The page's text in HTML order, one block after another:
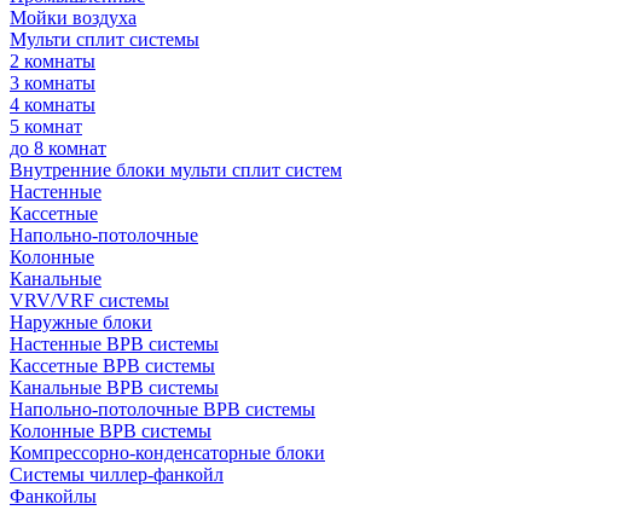
Мойки воздуха
Мульти сплит системы
2 комнаты
3 комнаты
4 комнаты
5 комнат
до 8 комнат
Внутренние блоки мульти сплит систем
Настенные
Кассетные
Напольно-потолочные
Колонные
Канальные
VRV/VRF системы
Наружные блоки
Настенные ВРВ системы
Кассетные ВРВ системы
Канальные ВРВ системы
Напольно-потолочные ВРВ системы
Колонные ВРВ системы
Компрессорно-конденсаторные блоки
Системы чиллер-фанкойл
Фанкойлы